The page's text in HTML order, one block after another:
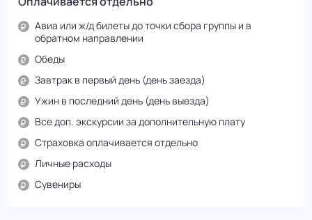
Авиа или ж/д билеты до точки сбора группы и в
обратном направлении
Обеды
Завтрак в первый день (день заезда)
Ужин в последний день (день выезда)
Все доп. экскурсии за дополнительную плату
Страховка оплачивается отдельно
Личные расходы
Сувениры